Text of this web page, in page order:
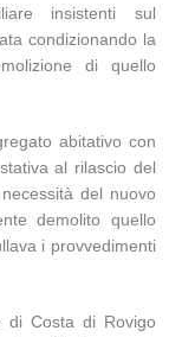
insistenti sul
condizionando la
di quello
abitativo con
al rilascio del
del nuovo
demolito quello
i provvedimenti
di Costa di Rovigo